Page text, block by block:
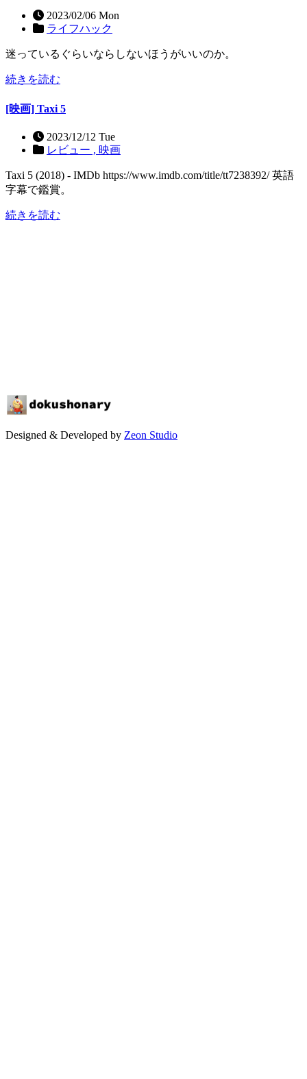
2023/02/06 Mon
ライフハック
迷っているぐらいならしないほうがいいのか。
続きを読む
[映画] Taxi 5
2023/12/12 Tue
レビュー , 映画
Taxi 5 (2018) - IMDb https://www.imdb.com/title/tt7238392/ 英語
字幕で鑑賞。
続きを読む
Designed & Developed by Zeon Studio